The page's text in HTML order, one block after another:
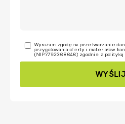
Wyrażam zgodę na przetwarzanie
przygotowania oferty i materiałów
(NIP:7792368646) zgodnie z polityką